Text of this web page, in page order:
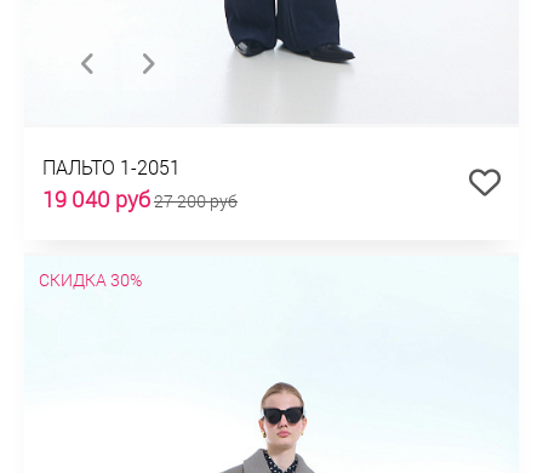
ПАЛЬТО 1-2051
19 040 руб27 200 руб
СКИДКА 30%